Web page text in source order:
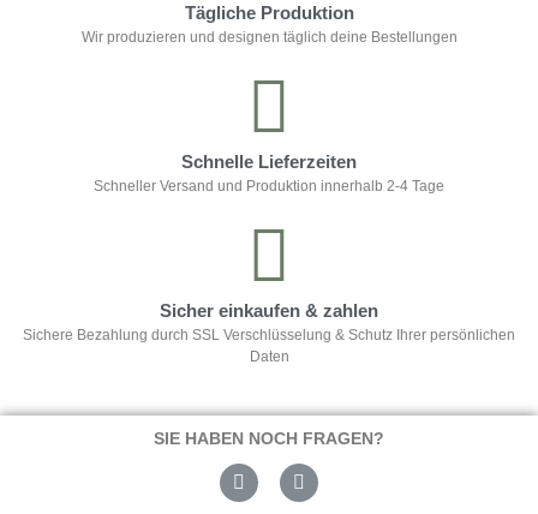
Tägliche Produktion
Wir produzieren und designen täglich deine Bestellungen
Schnelle Lieferzeiten
Schneller Versand und Produktion innerhalb 2-4 Tage
Sicher einkaufen & zahlen
Sichere Bezahlung durch SSL Verschlüsselung & Schutz Ihrer persönlichen
Daten
SIE HABEN NOCH FRAGEN?